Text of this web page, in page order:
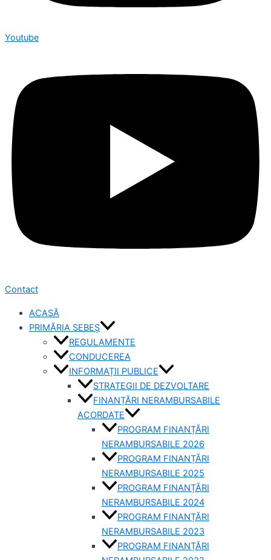
Youtube
Contact
ACASĂ
PRIMĂRIA SEBEȘ
REGULAMENTE
CONDUCEREA
INFORMAȚII PUBLICE
STRATEGII DE DEZVOLTARE
FINANȚĂRI NERAMBURSABILE
ACORDATE
PROGRAM FINANȚĂRI
NERAMBURSABILE 2026
PROGRAM FINANȚĂRI
NERAMBURSABILE 2025
PROGRAM FINANȚĂRI
NERAMBURSABILE 2024
PROGRAM FINANȚĂRI
NERAMBURSABILE 2023
PROGRAM FINANȚĂRI